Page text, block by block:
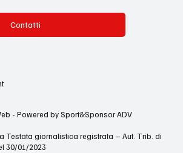
Contatti
Testata giornalistica registrata – Aut. Trib. di
30/01/2023
- Powered by Sport&Sponsor ADV